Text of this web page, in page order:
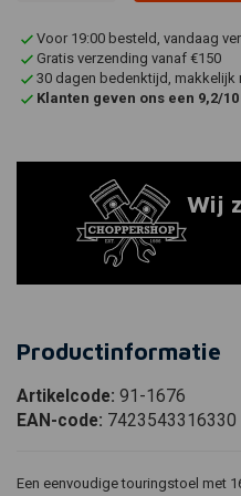
Voor 19:00 besteld, vandaag
Gratis verzending vanaf €150
30 dagen bedenktijd, makkelijk
Klanten geven ons een 9,2/10
Wij
Productinformatie
Artikelcode: 91-1676
EAN-code: 7423543316330
Een eenvoudige touringstoel met